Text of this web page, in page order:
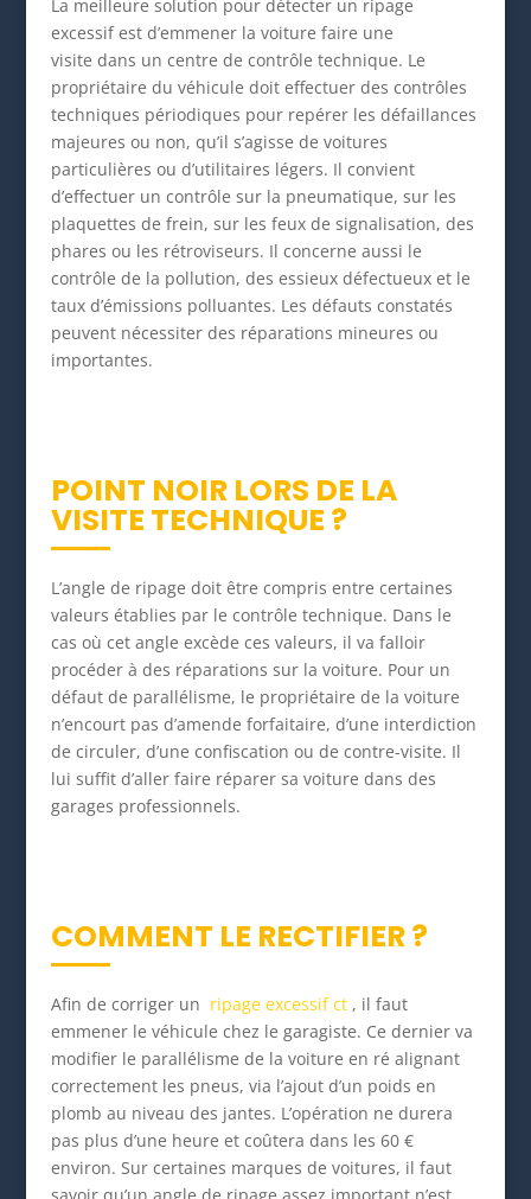
La meilleure solution pour détecter un ripage
excessif est d’emmener la voiture faire une
visite dans un centre de contrôle technique. Le
propriétaire du véhicule doit effectuer des contrôles
techniques périodiques pour repérer les défaillances
majeures ou non, qu’il s’agisse de voitures
particulières ou d’utilitaires légers. Il convient
d’effectuer un contrôle sur la pneumatique, sur les
plaquettes de frein, sur les feux de signalisation, des
phares ou les rétroviseurs. Il concerne aussi le
contrôle de la pollution, des essieux défectueux et le
taux d’émissions polluantes. Les défauts constatés
peuvent nécessiter des réparations mineures ou
importantes.
POINT NOIR LORS DE LA
VISITE TECHNIQUE ?
L’angle de ripage doit être compris entre certaines
valeurs établies par le contrôle technique. Dans le
cas où cet angle excède ces valeurs, il va falloir
procéder à des réparations sur la voiture. Pour un
défaut de parallélisme, le propriétaire de la voiture
n’encourt pas d’amende forfaitaire, d’une interdiction
de circuler, d’une confiscation ou de contre-visite. Il
lui suffit d’aller faire réparer sa voiture dans des
garages professionnels.
COMMENT LE RECTIFIER ?
Afin de corriger un ripage excessif ct , il faut
emmener le véhicule chez le garagiste. Ce dernier va
modifier le parallélisme de la voiture en ré alignant
correctement les pneus, via l’ajout d’un poids en
plomb au niveau des jantes. L’opération ne durera
pas plus d’une heure et coûtera dans les 60 €
environ. Sur certaines marques de voitures, il faut